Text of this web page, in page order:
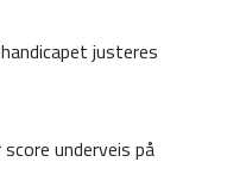
justeres
underveis på